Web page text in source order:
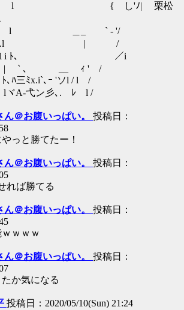
l l { し'ﾉ| 栗松
l ＿_ ` - '/
､| ﾄ .l | /
i ﾄ､ ／i
` ､ __ ｨ ' /
ﾐx.i`､ｰ 'ソl / l /
弋ン彡､. ﾚ l /
ん＠お腹いっぱい。 投稿日：
っと勝てたー！
ん＠お腹いっぱい。 投稿日：
れば勝てる
ん＠お腹いっぱい。 投稿日：
ｗｗｗ
ん＠お腹いっぱい。 投稿日：
か気になる
投稿日：2020/05/10(Sun) 21:24